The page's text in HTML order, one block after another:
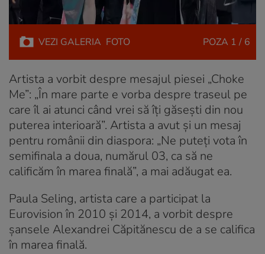
VEZI GALERIA FOTO POZA 1 / 6
Artista a vorbit despre mesajul piesei „Choke
Me”: „În mare parte e vorba despre traseul pe
care îl ai atunci când vrei să îți găsești din nou
puterea interioară”. Artista a avut și un mesaj
pentru românii din diaspora: „Ne puteți vota în
semifinala a doua, numărul 03, ca să ne
calificăm în marea finală”, a mai adăugat ea.
Paula Seling, artista care a participat la
Eurovision în 2010 și 2014, a vorbit despre
șansele Alexandrei Căpitănescu de a se califica
în marea finală.